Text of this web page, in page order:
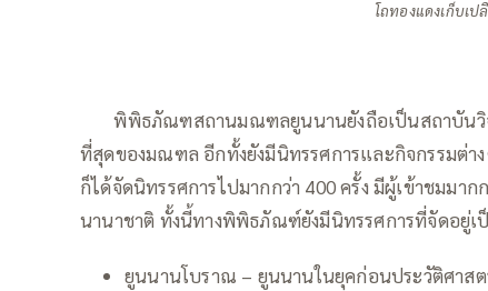
โถทองแดงเก็บเ
——พิพิธภัณฑสถานมณฑลยูนนานยังถือเป็นสถาบันวิ
ที่สุดของมณฑล อีกทั้งยังมีนิทรรศการและกิจกรรมต่
ก็ได้จัดนิทรรศการไปมากกว่า 400 ครั้ง มีผู้เข้าชมมา
นานาชาติ ทั้งนี้ทางพิพิธภัณฑ์ยังมีนิทรรศการที่จัดอยู่เ
ยูนนานโบราณ – ยูนนานในยุคก่อนประวัติศาส